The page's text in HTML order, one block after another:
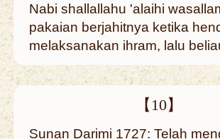
Nabi shallallahu 'alaihi
pakaian berjahitnya ketika
melaksanakan ihram, lalu
【10】
Sunan Darimi 1727: Telah